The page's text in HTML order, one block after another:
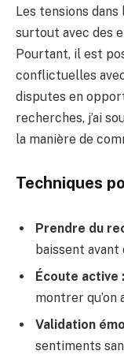
Les tensions
surtout avec des
Pourtant, il est
conflictuelles
disputes en
recherches, j’ai
la manière de
Techniques
Prendre du
baissent
Écoute active :
montrer qu’on
Validation
sentiments